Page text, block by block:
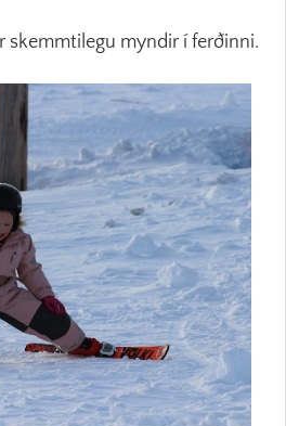
skemmtilegu myndir í ferðinni.